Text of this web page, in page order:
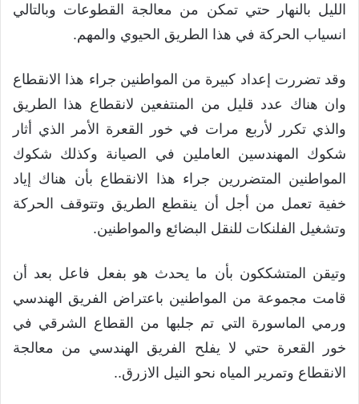
الليل بالنهار حتي تمكن من معالجة القطوعات وبالتالي
انسياب الحركة في هذا الطريق الحيوي والمهم.
وقد تضررت إعداد كبيرة من المواطنين جراء هذا الانقطاع
وان هناك عدد قليل من المنتفعين لانقطاع هذا الطريق
والذي تكرر لأربع مرات في خور القعرة الأمر الذي أثار
شكوك المهندسين العاملين في الصيانة وكذلك شكوك
المواطنين المتضررين جراء هذا الانقطاع بأن هناك إياد
خفية تعمل من أجل أن ينقطع الطريق وتتوقف الحركة
وتشغيل الفلنكات للنقل البضائع والمواطنين.
وتيقن المتشككون بأن ما يحدث هو بفعل فاعل بعد أن
قامت مجموعة من المواطنين باعتراض الفريق الهندسي
ورمي الماسورة التي تم جلبها من القطاع الشرقي في
خور القعرة حتي لا يفلح الفريق الهندسي من معالجة
الانقطاع وتمرير المياه نحو النيل الازرق..